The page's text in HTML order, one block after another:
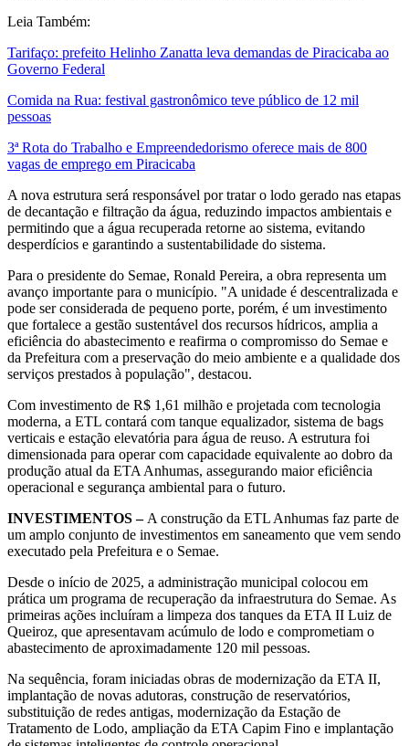
Leia Também:
Tarifaço: prefeito Helinho Zanatta leva demandas de Piracicaba ao
Governo Federal
Comida na Rua: festival gastronômico teve público de 12 mil
pessoas
3ª Rota do Trabalho e Empreendedorismo oferece mais de 800
vagas de emprego em Piracicaba
A nova estrutura será responsável por tratar o lodo gerado nas etapas
de decantação e filtração da água, reduzindo impactos ambientais e
permitindo que a água recuperada retorne ao sistema, evitando
desperdícios e garantindo a sustentabilidade do sistema.
Para o presidente do Semae, Ronald Pereira, a obra representa um
avanço importante para o município. "A unidade é descentralizada e
pode ser considerada de pequeno porte, porém, é um investimento
que fortalece a gestão sustentável dos recursos hídricos, amplia a
eficiência do abastecimento e reafirma o compromisso do Semae e
da Prefeitura com a preservação do meio ambiente e a qualidade dos
serviços prestados à população", destacou.
Com investimento de R$ 1,61 milhão e projetada com tecnologia
moderna, a ETL contará com tanque equalizador, sistema de bags
verticais e estação elevatória para água de reuso. A estrutura foi
dimensionada para operar com capacidade equivalente ao dobro da
produção atual da ETA Anhumas, assegurando maior eficiência
operacional e segurança ambiental para o futuro.
INVESTIMENTOS –A construção da ETL Anhumas faz parte de
um amplo conjunto de investimentos em saneamento que vem sendo
executado pela Prefeitura e o Semae.
Desde o início de 2025, a administração municipal colocou em
prática um programa de recuperação da infraestrutura do Semae. As
primeiras ações incluíram a limpeza dos tanques da ETA II Luiz de
Queiroz, que apresentavam acúmulo de lodo e comprometiam o
abastecimento de aproximadamente 120 mil pessoas.
Na sequência, foram iniciadas obras de modernização da ETA II,
implantação de novas adutoras, construção de reservatórios,
substituição de redes antigas, modernização da Estação de
Tratamento de Lodo, ampliação da ETA Capim Fino e implantação